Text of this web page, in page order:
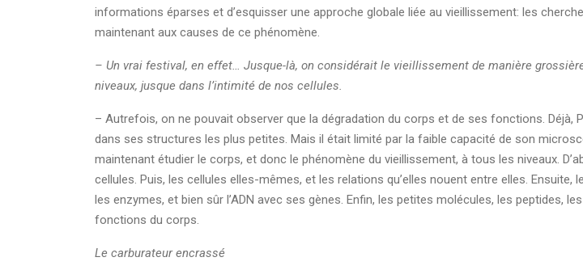
informations éparses et d’esquisser une approche globale liée au vieillissement: les
maintenant aux causes de ce phénomène.
– Un vrai festival, en effet… Jusque-là, on considérait le vieillissement de manière
niveaux, jusque dans l’intimité de nos cellules.
– Autrefois, on ne pouvait observer que la dégradation du corps et de ses fonctions. Déjà,
dans ses structures les plus petites. Mais il était limité par la faible capacité de son
maintenant étudier le corps, et donc le phénomène du vieillissement, à tous les niveaux.
cellules. Puis, les cellules elles-mêmes, et les relations qu’elles nouent entre elles.
les enzymes, et bien sûr l’ADN avec ses gènes. Enfin, les petites molécules, les peptides,
fonctions du corps.
Le carburateur encrassé